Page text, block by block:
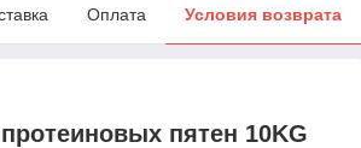
Оплата Условия возврата
пятен 10KG